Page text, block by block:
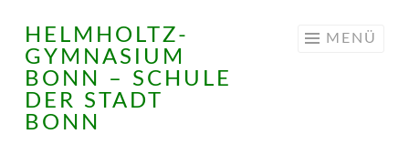
Springe
zum
Inhalt
HELMHOLTZ-
GYMNASIUM
BONN – SCHULE
DER STADT
BONN
MENÜ